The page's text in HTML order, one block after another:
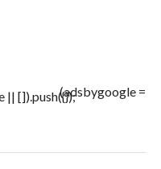
(adsbygoogle =
|| []).push({});